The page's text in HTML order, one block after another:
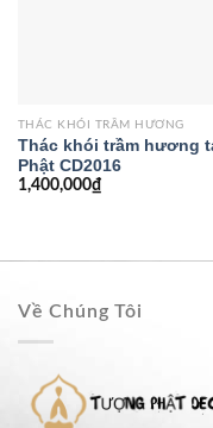
THÁC KHÓI TRẦM HƯƠNG
Thác khói trầm hương
Phật CD2016
1,400,000₫
Về Chúng Tôi